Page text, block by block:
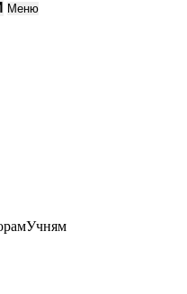
Меню
Учням